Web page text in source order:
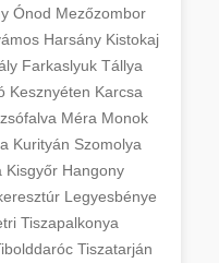
Ónod Mezőzombor
Harsány Kistokaj
Farkaslyuk Tállya
Kesznyéten Karcsa
Méra Monok
Kurityán Szomolya
Kisgyőr Hangony
Legyesbénye
Tiszapalkonya
Tiszatarján